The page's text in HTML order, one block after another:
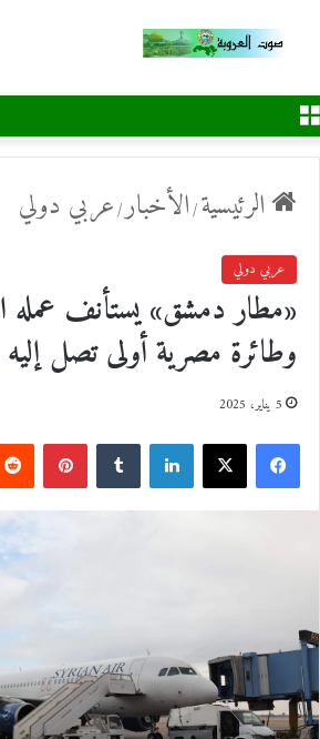
الرئيسية/الأخبار/عربي دولي
عربي دولي
«مطار دمشق» يستأنف عمله
وطائرة مصرية أولى تصل إليه
5 يناير، 2025
ي
و
ي
د
T
b
ي
ي